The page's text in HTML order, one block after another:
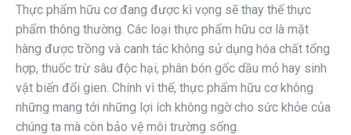
Thực phẩm hữu cơ đang được kì vọng sẽ thay thế thực
phẩm thông thường. Các loại thực phẩm hữu cơ là mặt
hàng được trồng và canh tác không sử dụng hóa chất tổng
hợp, thuốc trừ sâu độc hại, phân bón gốc dầu mỏ hay sinh
vật biến đổi gien. Chính vì thế, thực phẩm hữu cơ không
những mang tới những lợi ích không ngờ cho sức khỏe của
chúng ta mà còn bảo vệ môi trường sống.